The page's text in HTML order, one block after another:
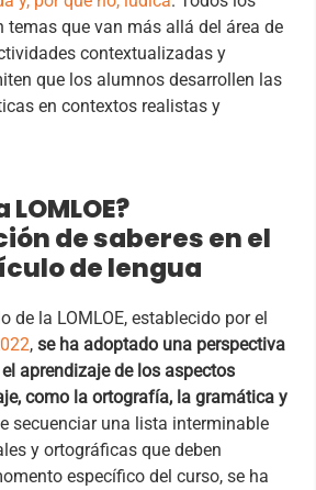
temas que van más allá del área de
contextualizadas y
que los alumnos desarrollen las
en contextos realistas y
de saberes en el
de lengua
de la LOMLOE, establecido por el
, se ha adoptado una perspectiva
aprendizaje de los aspectos
como la ortografía, la gramática y
secuenciar una lista interminable
y ortográficas que deben
específico del curso, se ha